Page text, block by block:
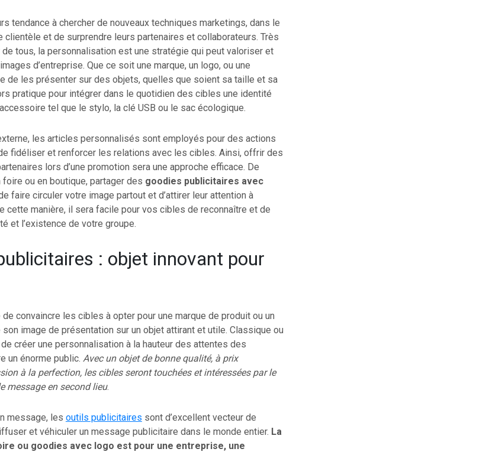
tendance à chercher de nouveaux techniques marketings, dans le
clientèle et de surprendre leurs partenaires et collaborateurs. Très
tous, la personnalisation est une stratégie qui peut valoriser et
d’entreprise. Que ce soit une marque, un logo, ou une
de les présenter sur des objets, quelles que soient sa taille et sa
pratique pour intégrer dans le quotidien des cibles une identité
tel que le stylo, la clé USB ou le sac écologique.
les articles personnalisés sont employés pour des actions
fidéliser et renforcer les relations avec les cibles. Ainsi, offrir des
lors d’une promotion sera une approche efficace. De
ou en boutique, partager des goodies publicitaires avec
faire circuler votre image partout et d’attirer leur attention à
cette manière, il sera facile pour vos cibles de reconnaître et de
et l’existence de votre groupe.
: objet innovant pour
convaincre les cibles à opter pour une marque de produit ou un
image de présentation sur un objet attirant et utile. Classique ou
de créer une personnalisation à la hauteur des attentes des
un énorme public. Avec un objet de bonne qualité, à prix
à la perfection, les cibles seront touchées et intéressées par le
message en second lieu.
message, les outils publicitaires sont d’excellent vecteur de
et véhiculer un message publicitaire dans le monde entier. La
ou goodies avec logo est pour une entreprise, une